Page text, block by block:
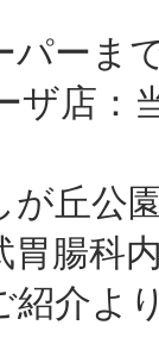
ーま
店：
丘公
腸科
紹介よ